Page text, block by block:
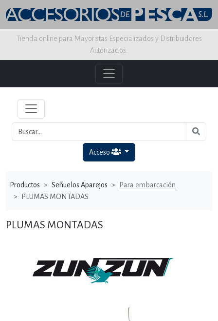
Tienda online para Mayoristas Especializados y Distribuidores
Autorizados.
Acceso
Productos Señuelos Aparejos
Para embarcación
PLUMAS MONTADAS
PLUMAS MONTADAS